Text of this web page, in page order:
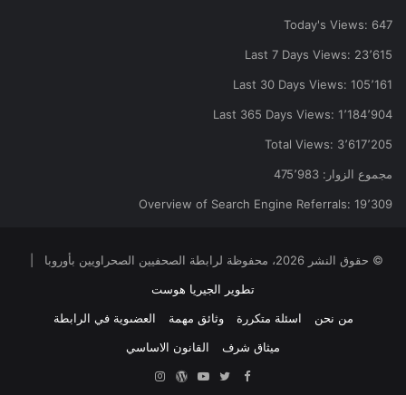
Today's Views: 647
Last 7 Days Views: 23٬615
Last 30 Days Views: 105٬161
Last 365 Days Views: 1٬184٬904
Total Views: 3٬617٬205
مجموع الزوار: 475٬983
Overview of Search Engine Referrals: 19٬309
© حقوق النشر 2026، محفوظة لرابطة الصحفيين الصحراويين بأوروبا |
تطوير الجيريا هوست
من نحن
اسئلة متكررة وثائق مهمة
العضىوية في الرابطة
ميثاق شرف
القانون الاساسي
Facebook
Twitter
YouTubeووردبريس